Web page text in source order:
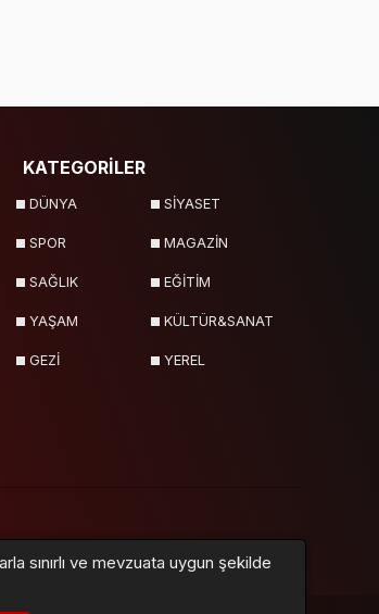
KATEGORİLER
DÜNYA SİYASET
SPOR MAGAZİN
SAĞLIK EĞİTİM
YAŞAM KÜLTÜR&SANAT
GEZİ YEREL
sınırlı ve mevzuata uygun şekilde